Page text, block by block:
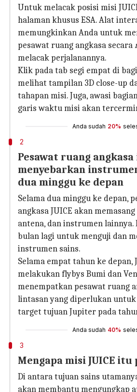
Untuk melacak posisi misi
halaman khusus ESA. Alat
memungkinkan Anda untuk
pesawat ruang angkasa secara
melacak perjalanannya.
Klik pada tab segi empat di
melihat tampilan 3D close-up
tahapan misi. Juga, awasi
garis waktu misi akan
Anda sudah 20%
2
Pesawat ruang
menyebarkan
dua minggu ke depan
Selama dua minggu ke depan,
angkasa JUICE akan
antena, dan instrumen
bulan lagi untuk menguji dan
instrumen sains.
Selama empat tahun ke depan,
melakukan flybys Bumi dan
menempatkan pesawat ruang
lintasan yang diperlukan
target tujuan Jupiter pada
Anda sudah 40%
3
Mengapa misi JUICE itu
Di antara tujuan sains
akan membantu mengungkap